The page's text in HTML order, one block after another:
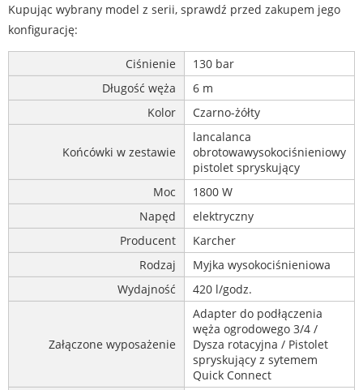
Kupując wybrany model z serii, sprawdź przed zakupem jego
konfigurację:
Ciśnienie
130 bar
Długość węża
6 m
Kolor
Czarno-żółty
Końcówki w zestawie
lancalanca
obrotowawysokociśnieniowy
pistolet spryskujący
Moc
1800 W
Napęd
elektryczny
Producent
Karcher
Rodzaj
Myjka wysokociśnieniowa
Wydajność
420 l/godz.
Załączone wyposażenie
Adapter do podłączenia
węża ogrodowego 3/4 /
Dysza rotacyjna / Pistolet
spryskujący z sytemem
Quick Connect